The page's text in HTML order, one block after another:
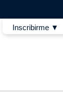
Inscribirme ▼